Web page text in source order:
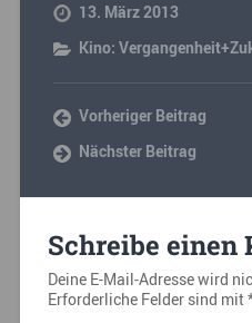
13. März 2013
Kino:
Vorheriger Beitrag
Nächster Beitrag
Schreibe einen
Deine E-Mail-Adresse wird
Erforderliche Felder sind mit